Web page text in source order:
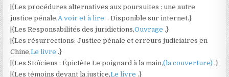
|{Les procédures alternatives aux poursuites : une autre
justice pénale,A voir et à lire.. Disponible sur internet.}
|{Les Responsabilités des juridictions,Ouvrage.}
|{Les résurrections: Justice pénale et erreurs judiciaires en
Chine,Le livre.}
|{Les Stoïciens : Épictète Le poignard à la main,(la couverture).}
|{Les témoins devant la justice,Le livre.}